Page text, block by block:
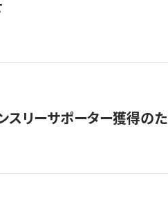
スリーサポーター獲得の